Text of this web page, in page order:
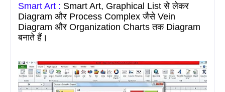
Smart Art : Smart Art, Graphical List से लेकर
Diagram और Process Complex जैसे Vein
Diagram और Organization Charts तक Diagram
बनाते हैं।